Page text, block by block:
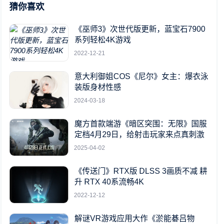
猜你喜欢
《巫师3》次世代版更新，蓝宝石7900
系列轻松4K游戏
2022-12-21
意大利御姐COS《尼尔》女主：爆衣泳
装版身材性感
2024-03-18
魔方首款端游《暗区突围：无限》国服
定档4月29日，给射击玩家来点真刺激
2025-04-02
《传送门》RTX版 DLSS 3画质不减 耕
升 RTX 40系流畅4K
2022-12-12
解谜VR游戏应用大作《淤能碁吕物